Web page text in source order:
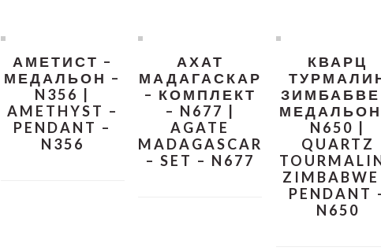
АМЕТИСТ –
МЕДАЛЬОН –
N356 |
AMETHYST –
PENDANT –
N356
АХАТ
МАДАГАСКАР
– КОМПЛЕКТ
– N677 |
AGATE
MADAGASCAR
– SET – N677
КВАРЦ
ЗИМБАБВЕ
МЕДАЛЬОН
N650 |
QUARTZ
ZIMBABWE
PENDANT
N650